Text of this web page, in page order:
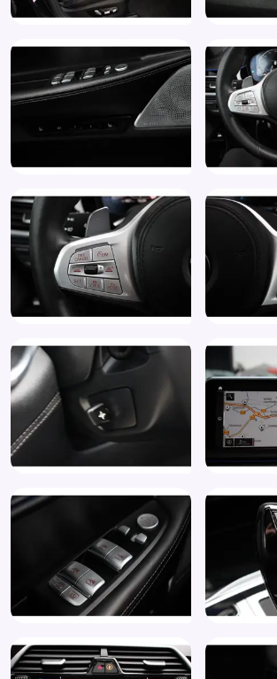
Draadloze telefoonlader
Elektrische ramen achter
Elektrische ramen voor
Elektrisch te bedienen zonneschermen
achterportierruiten (416)
Elektrisch te bedienen zonnescherm
Elektrisch verstelb. bestuurdersstoel
Elektrisch verstelb. passagiersstoel met
Elektrisch verstelbare lendensteunen
(488)
Elektrisch verstelbare stuurkolom
Elektrisch zonnescherm achterruit
Elektronisch Stabiliteits Programma
Entertainment system achter
Executive Drive Pro (2VS)
Executive Lounge (7GZ)
Extra-getint glas voor de achterruiten
Extra-warmtewerende voorruit (358)
Extra-warmtewerend glas rondom (356)
Extra getint glas achter
File assistent
Geluidsisolerend glas
Grootlichtassistent
Head-up display
Hill hold functie
Hoofdsteunen anti-whiplash